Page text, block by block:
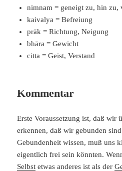
nimnam = geneigt zu, hin zu,
kaivalya = Befreiung
prāk = Richtung, Neigung
bhāra = Gewicht
citta = Geist, Verstand
Kommentar
Erste Voraussetzung ist, daß wir
erkennen, daß wir gebunden
Gebundenheit wissen, muß uns
eigentlich frei sein könnten.
Selbst etwas anderes ist als der